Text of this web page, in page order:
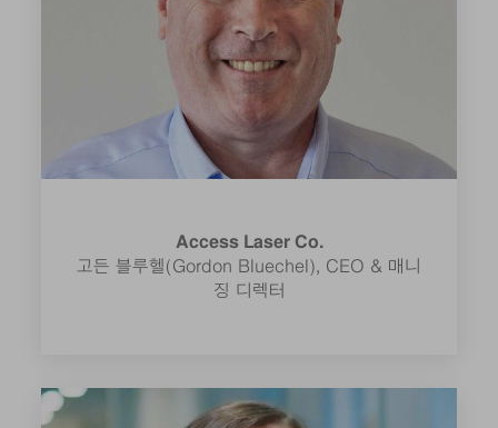
Access Laser Co.
고든 블루헬(Gordon Bluechel), CEO & 매니
징 디렉터